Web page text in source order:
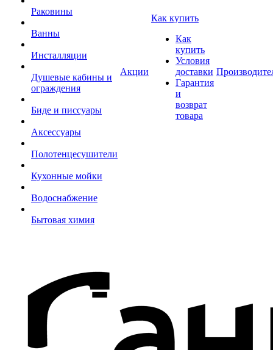
Раковины
Ванны
Инсталляции
Душевые кабины и
ограждения
Биде и писсуары
Аксессуары
Полотенцесушители
Кухонные мойки
Водоснабжение
Бытовая химия
Акции
Как купить
Как
купить
Условия
доставки
Гарантия
и
возврат
товара